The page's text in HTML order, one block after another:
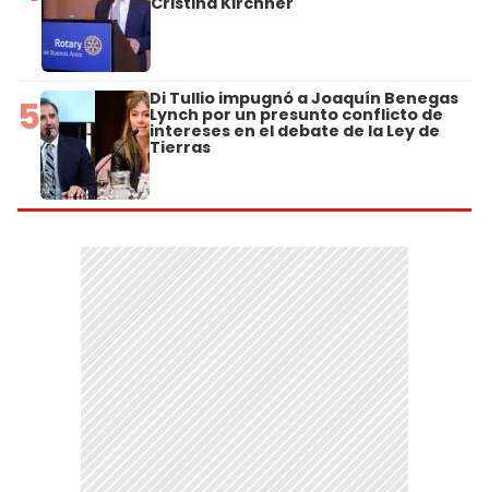
5 Di Tullio impugnó a Joaquín Benegas
Lynch por un presunto conflicto de
intereses en el debate de la Ley de
Tierras